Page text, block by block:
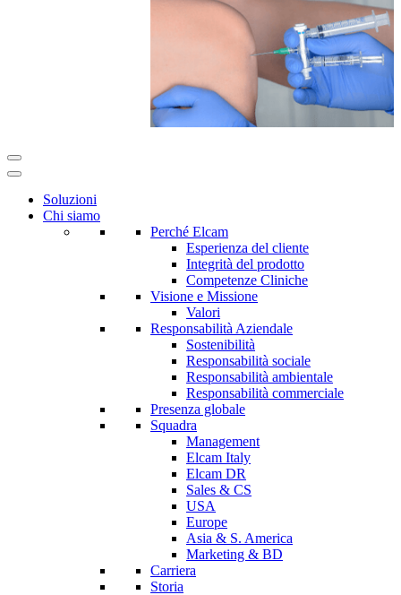
Soluzioni
Chi siamo
Perché Elcam
Esperienza del cliente
Integrità del prodotto
Competenze Cliniche
Visione e Missione
Valori
Responsabilità Aziendale
Sostenibilità
Responsabilità sociale
Responsabilità ambientale
Responsabilità commerciale
Presenza globale
Squadra
Management
Elcam Italy
Elcam DR
Sales & CS
USA
Europe
Asia & S. America
Marketing & BD
Carriera
Storia